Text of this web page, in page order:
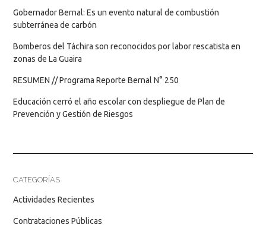
Gobernador Bernal: Es un evento natural de combustión
subterránea de carbón
Bomberos del Táchira son reconocidos por labor rescatista en
zonas de La Guaira
RESUMEN // Programa Reporte Bernal N° 250
Educación cerró el año escolar con despliegue de Plan de
Prevención y Gestión de Riesgos
CATEGORÍAS
Actividades Recientes
Contrataciones Públicas